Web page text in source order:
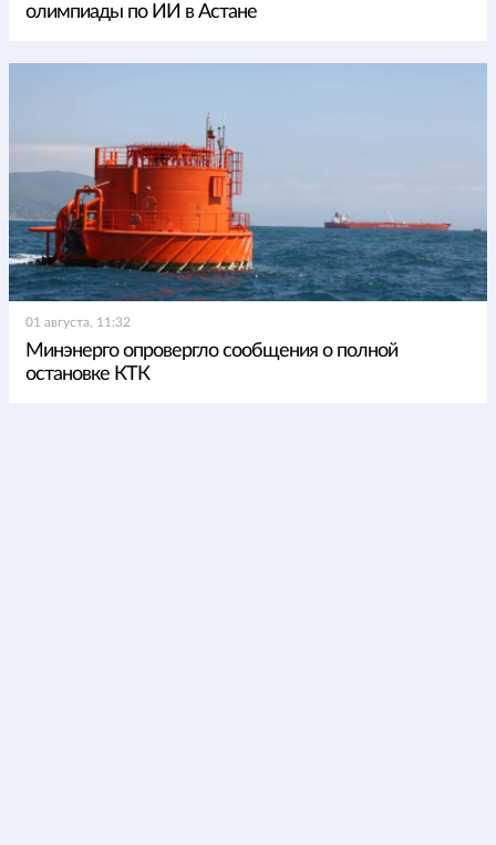
олимпиады по ИИ в Астане
01 августа, 11:32
Минэнерго опровергло сообщения о полной
остановке КТК